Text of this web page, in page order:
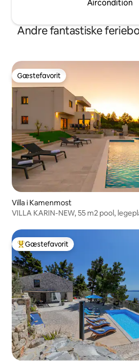
Aircondition
Andre fantastiske
Gæstefavorit
Gæstefavorit
Villa i Kamenmost
VILLA KARIN-NEW, 55 m2 pool,
Bedste gæstefavorit
Gæstefavorit